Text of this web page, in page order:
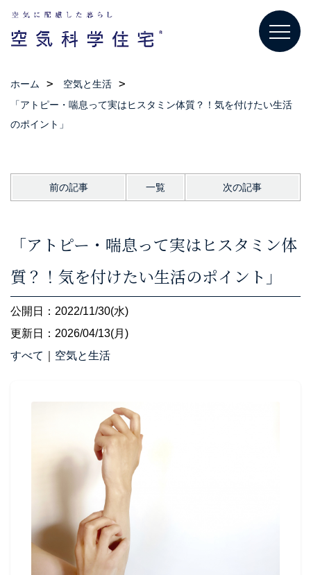
ホーム
空気と生活
「アトピー・喘息って実はヒスタミン体質？！気を付けたい生活
のポイント」
前の記事 一覧 次の記事
「アトピー・喘息って実はヒスタミン体
質？！気を付けたい生活のポイント」
公開日：2022/11/30(水)
更新日：2026/04/13(月)
すべて
空気と生活